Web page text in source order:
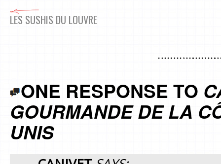
LES SUSHIS DU LOUVRE
ONE RESPONSE TO
GOURMANDE DE LA
UNIS